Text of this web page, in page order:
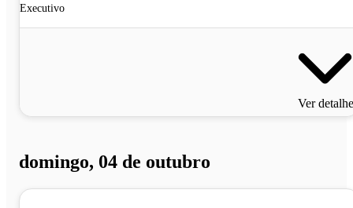
Executivo
Ver
domingo, 04 de outubro